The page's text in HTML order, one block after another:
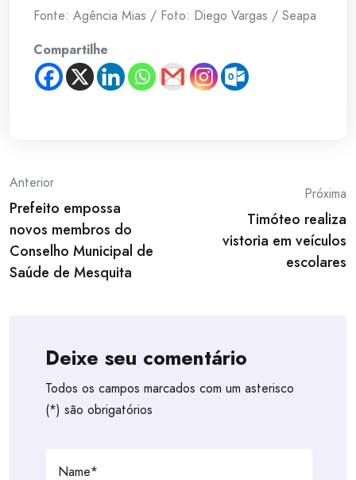
Fonte: Agência Mias / Foto: Diego Vargas / Seapa
Compartilhe
Post
navigation
Anterior
Prefeito empossa
novos membros do
Conselho Municipal de
Saúde de Mesquita
Próxima
Timóteo realiza
vistoria em veículos
escolares
Deixe seu comentário
Todos os campos marcados com um asterisco
(*) são obrigatórios